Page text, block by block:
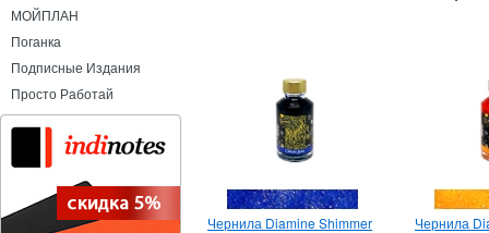
МОЙПЛАН
Поганка
Подписные Издания
Просто Работай
Чернила Diamine Shimmer
Чернила